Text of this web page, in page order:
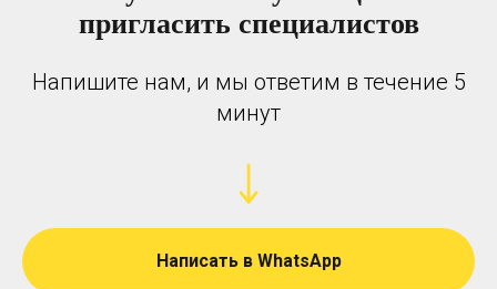
пригласить специалистов
Напишите нам, и мы ответим в течение 5
минут
Написать в WhatsApp